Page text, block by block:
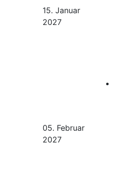
15. Januar
2027
05. Februar
2027